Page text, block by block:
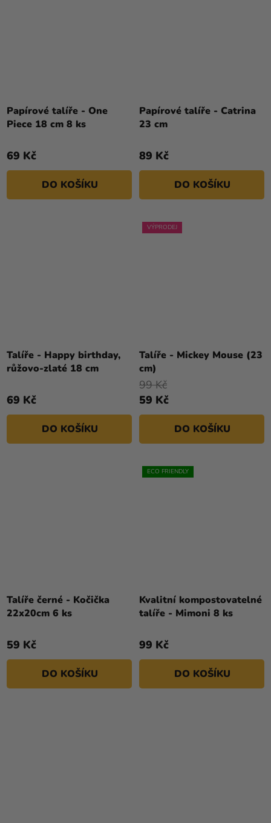
Papírové talíře - One
Piece 18 cm 8 ks
69 Kč
DO KOŠÍKU
Papírové talíře - Catrina
23 cm
89 Kč
DO KOŠÍKU
Talíře - Happy birthday,
růžovo-zlaté 18 cm
69 Kč
DO KOŠÍKU
VÝPRODEJ
Talíře - Mickey Mouse (23
cm)
59 Kč
99 Kč
DO KOŠÍKU
Talíře černé - Kočička
22x20cm 6 ks
59 Kč
DO KOŠÍKU
ECO FRIENDLY
Kvalitní kompostovatelné
talíře - Mimoni 8 ks
99 Kč
DO KOŠÍKU